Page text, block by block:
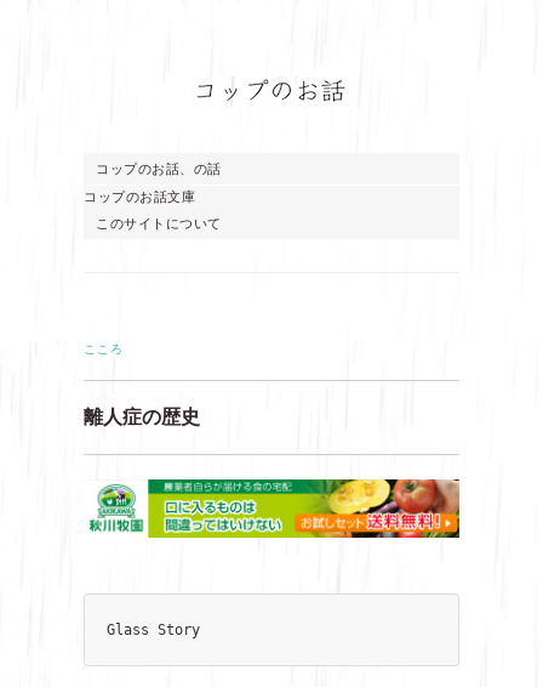
コップのお話、の話
コップのお話文庫
このサイトについて
こころ
離人症の歴史
Glass Story